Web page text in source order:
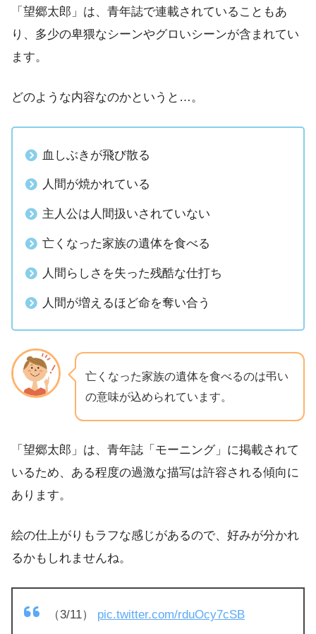
「望郷太郎」は、青年誌で連載されていることもあ
り、多少の卑猥なシーンやグロいシーンが含まれてい
ます。
どのような内容なのかというと…。
血しぶきが飛び散る
人間が焼かれている
主人公は人間扱いされていない
亡くなった家族の遺体を食べる
人間らしさを失った残酷な仕打ち
人間が増えるほど命を奪い合う
亡くなった家族の遺体を食べるのは弔い
の意味が込められています。
「望郷太郎」は、青年誌「モーニング」に掲載されて
いるため、ある程度の過激な描写は許容される傾向に
あります。
絵の仕上がりもラフな感じがあるので、好みが分かれ
るかもしれませんね。
（3/11） pic.twitter.com/rduOcy7cSB